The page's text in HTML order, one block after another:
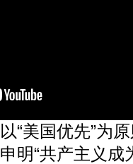
“美国优先”为
明“共产主义成